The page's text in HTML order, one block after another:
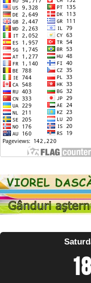
18